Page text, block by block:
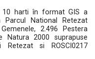
10 harti în format GIS a
National Retezat
2.496 Pestera
Natura 2000 suprapuse
Retezat si ROSCI0217